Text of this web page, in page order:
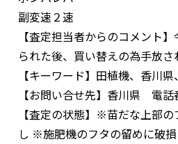
副変速２速
【査定担当者からのコメント】
られた後、買い替えの為手放さ
【キーワード】 田植機、香川
【お問い合せ先】 香川県 電話
【査定の状態】 ※苗だな上部の
し ※施肥機のフタの留めに破